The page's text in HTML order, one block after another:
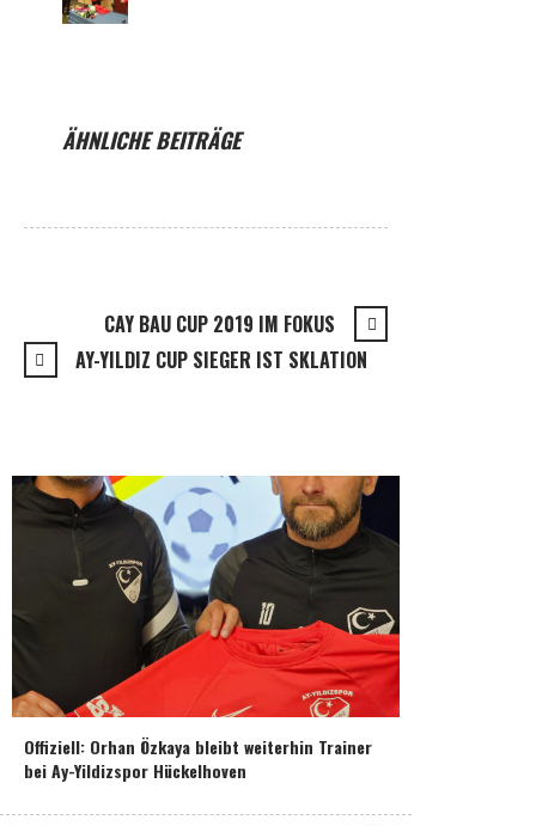
ÄHNLICHE BEITRÄGE
CAY BAU CUP 2019 IM FOKUS
AY-YILDIZ CUP SIEGER IST SKLATION
Offiziell: Orhan Özkaya bleibt weiterhin Trainer
bei Ay-Yildizspor Hückelhoven